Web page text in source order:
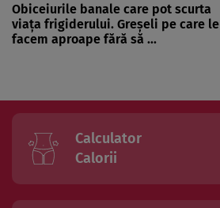
Obiceiurile banale care pot scurta
viața frigiderului. Greșeli pe care le
facem aproape fără să ...
Calculator
Calorii